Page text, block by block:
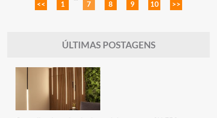
<< 1 7 8 9 10 >>
ÚLTIMAS POSTAGENS